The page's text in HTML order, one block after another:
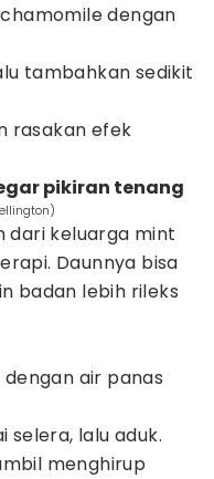
dengan
tambahkan sedikit
rasakan efek
pikiran tenang
dari keluarga mint
Daunnya bisa
badan lebih rileks
air panas
selera, lalu aduk.
menghirup